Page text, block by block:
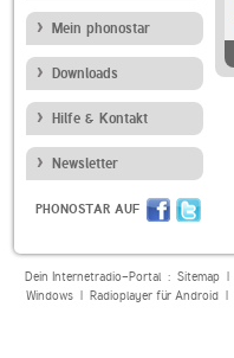
Mein phonostar
Downloads
Hilfe & Kontakt
Newsletter
PHONOSTAR AUF
Dein Internetradio-Portal : Sitemap|
Windows| Radioplayer für Android|